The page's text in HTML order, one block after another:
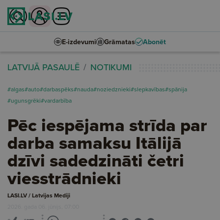
E-izdevumi Grāmatas Abonēt
LATVIJĀ PASAULĒ NOTIKUMI
#algas#auto#darbaspēks#nauda#noziedznieki#slepkavības#spānija
#ugunsgrēki#vardarbība
Pēc iespējama strīda par
darba samaksu Itālijā
dzīvi sadedzināti četri
viesstrādnieki
LASI.LV / Latvijas Mediji
2026. gada 06. jūnijs, 07:00